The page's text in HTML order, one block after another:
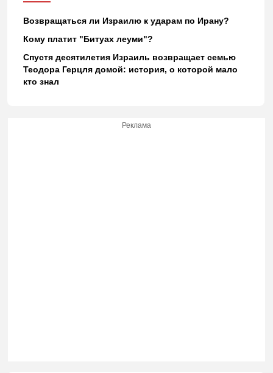
Возвращаться ли Израилю к ударам по Ирану?
Кому платит "Битуах леуми"?
Спустя десятилетия Израиль возвращает семью
Теодора Герцля домой: история, о которой мало
кто знал
Реклама